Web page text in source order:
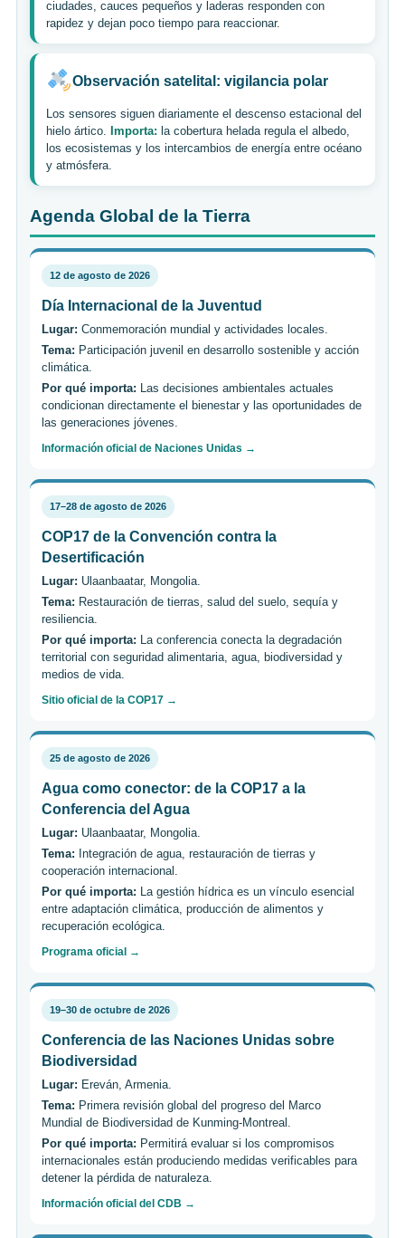
ciudades, cauces pequeños y laderas responden con
rapidez y dejan poco tiempo para reaccionar.
Observación satelital: vigilancia polar
Los sensores siguen diariamente el descenso estacional del
hielo ártico. Importa: la cobertura helada regula el albedo,
los ecosistemas y los intercambios de energía entre océano
y atmósfera.
Agenda Global de la Tierra
12 de agosto de 2026
Día Internacional de la Juventud
Lugar: Conmemoración mundial y actividades locales.
Tema: Participación juvenil en desarrollo sostenible y acción
climática.
Por qué importa: Las decisiones ambientales actuales
condicionan directamente el bienestar y las oportunidades de
las generaciones jóvenes.
Información oficial de Naciones Unidas →
17–28 de agosto de 2026
COP17 de la Convención contra la
Desertificación
Lugar: Ulaanbaatar, Mongolia.
Tema: Restauración de tierras, salud del suelo, sequía y
resiliencia.
Por qué importa: La conferencia conecta la degradación
territorial con seguridad alimentaria, agua, biodiversidad y
medios de vida.
Sitio oficial de la COP17 →
25 de agosto de 2026
Agua como conector: de la COP17 a la
Conferencia del Agua
Lugar: Ulaanbaatar, Mongolia.
Tema: Integración de agua, restauración de tierras y
cooperación internacional.
Por qué importa: La gestión hídrica es un vínculo esencial
entre adaptación climática, producción de alimentos y
recuperación ecológica.
Programa oficial →
19–30 de octubre de 2026
Conferencia de las Naciones Unidas sobre
Biodiversidad
Lugar: Ereván, Armenia.
Tema: Primera revisión global del progreso del Marco
Mundial de Biodiversidad de Kunming-Montreal.
Por qué importa: Permitirá evaluar si los compromisos
internacionales están produciendo medidas verificables para
detener la pérdida de naturaleza.
Información oficial del CDB →